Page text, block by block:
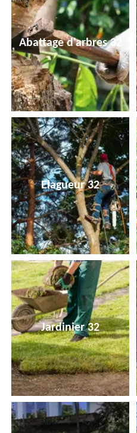
Abattage d'arbres 32
Elagueur 32
Jardinier 32